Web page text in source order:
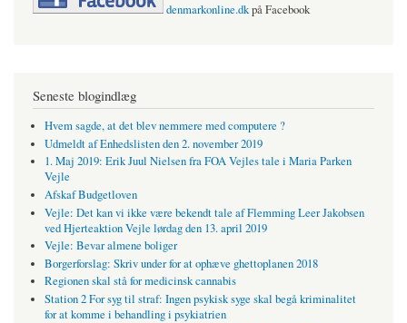
denmarkonline.dkpå Facebook
Seneste blogindlæg
Hvem sagde, at det blev nemmere med computere ?
Udmeldt af Enhedslisten den 2. november 2019
1. Maj 2019: Erik Juul Nielsen fra FOA Vejles tale i Maria Parken
Vejle
Afskaf Budgetloven
Vejle: Det kan vi ikke være bekendt tale af Flemming Leer Jakobsen
ved Hjerteaktion Vejle lørdag den 13. april 2019
Vejle: Bevar almene boliger
Borgerforslag: Skriv under for at ophæve ghettoplanen 2018
Regionen skal stå for medicinsk cannabis
Station 2 For syg til straf: Ingen psykisk syge skal begå kriminalitet
for at komme i behandling i psykiatrien